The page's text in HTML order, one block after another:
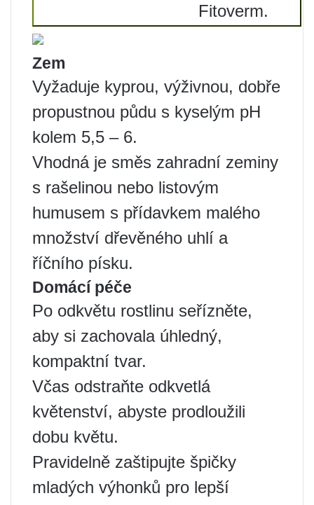
Fitoverm.
Zem
Vyžaduje kyprou, výživnou, dobře
propustnou půdu s kyselým pH
kolem 5,5 – 6.
Vhodná je směs zahradní zeminy
s rašelinou nebo listovým
humusem s přídavkem malého
množství dřevěného uhlí a
říčního písku.
Domácí péče
Po odkvětu rostlinu seřízněte,
aby si zachovala úhledný,
kompaktní tvar.
Včas odstraňte odkvetlá
květenství, abyste prodloužili
dobu květu.
Pravidelně zaštipujte špičky
mladých výhonků pro lepší